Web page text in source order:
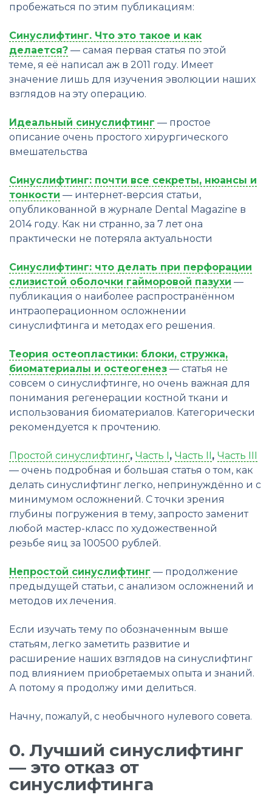
пробежаться по этим публикациям:
Синуслифтинг. Что это такое и как
делается? — самая первая статья по этой
теме, я её написал аж в 2011 году. Имеет
значение лишь для изучения эволюции наших
взглядов на эту операцию.
Идеальный синуслифтинг — простое
описание очень простого хирургического
вмешательства
Синуслифтинг: почти все секреты, нюансы и
тонкости — интернет-версия статьи,
опубликованной в журнале Dental Magazine в
2014 году. Как ни странно, за 7 лет она
практически не потеряла актуальности
Синуслифтинг: что делать при перфорации
слизистой оболочки гайморовой пазухи —
публикация о наиболее распространённом
интраоперационном осложнении
синуслифтинга и методах его решения.
Теория остеопластики: блоки, стружка,
биоматериалы и остеогенез — статья не
совсем о синуслифтинге, но очень важная для
понимания регенерации костной ткани и
использования биоматериалов. Категорически
рекомендуется к прочтению.
Простой синуслифтинг, Часть I, Часть II, Часть III
— очень подробная и большая статья о том, как
делать синуслифтинг легко, непринуждённо и с
минимумом осложнений. С точки зрения
глубины погружения в тему, запросто заменит
любой мастер-класс по художественной
резьбе яиц за 100500 рублей.
Непростой синуслифтинг — продолжение
предыдущей статьи, с анализом осложнений и
методов их лечения.
Если изучать тему по обозначенным выше
статьям, легко заметить развитие и
расширение наших взглядов на синуслифтинг
под влиянием приобретаемых опыта и знаний.
А потому я продолжу ими делиться.
Начну, пожалуй, с необычного нулевого совета.
0. Лучший синуслифтинг
— это отказ от
синуслифтинга